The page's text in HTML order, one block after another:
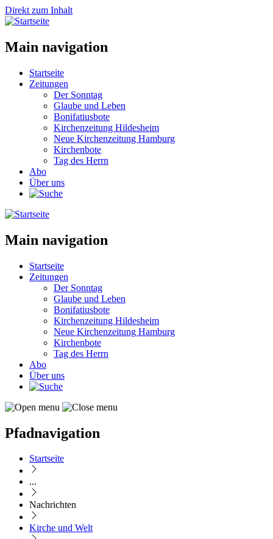
Direkt zum Inhalt
Main navigation
Startseite
Zeitungen
Der Sonntag
Glaube und Leben
Bonifatiusbote
Kirchenzeitung Hildesheim
Neue Kirchenzeitung Hamburg
Kirchenbote
Tag des Herrn
Abo
Über uns
Main navigation
Startseite
Zeitungen
Der Sonntag
Glaube und Leben
Bonifatiusbote
Kirchenzeitung Hildesheim
Neue Kirchenzeitung Hamburg
Kirchenbote
Tag des Herrn
Abo
Über uns
Pfadnavigation
Startseite
...
Nachrichten
Kirche und Welt